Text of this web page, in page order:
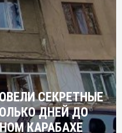
СЕКРЕТНЫЕ
ДНЕЙ ДО
КАРАБАХЕ